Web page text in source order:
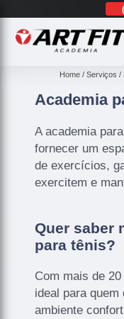
Home Serviços
Academia
A academia
fornecer um
de exercícios,
exercitem e
Quer saber
para tênis?
Com mais de
ideal para
ambiente